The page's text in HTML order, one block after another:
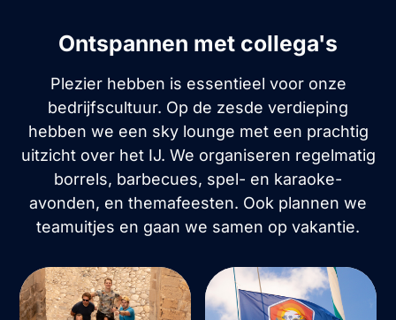
Ontspannen met collega's
Plezier hebben is essentieel voor onze
bedrijfscultuur. Op de zesde verdieping
hebben we een sky lounge met een prachtig
uitzicht over het IJ. We organiseren regelmatig
borrels, barbecues, spel- en karaoke-
avonden, en themafeesten. Ook plannen we
teamuitjes en gaan we samen op vakantie.